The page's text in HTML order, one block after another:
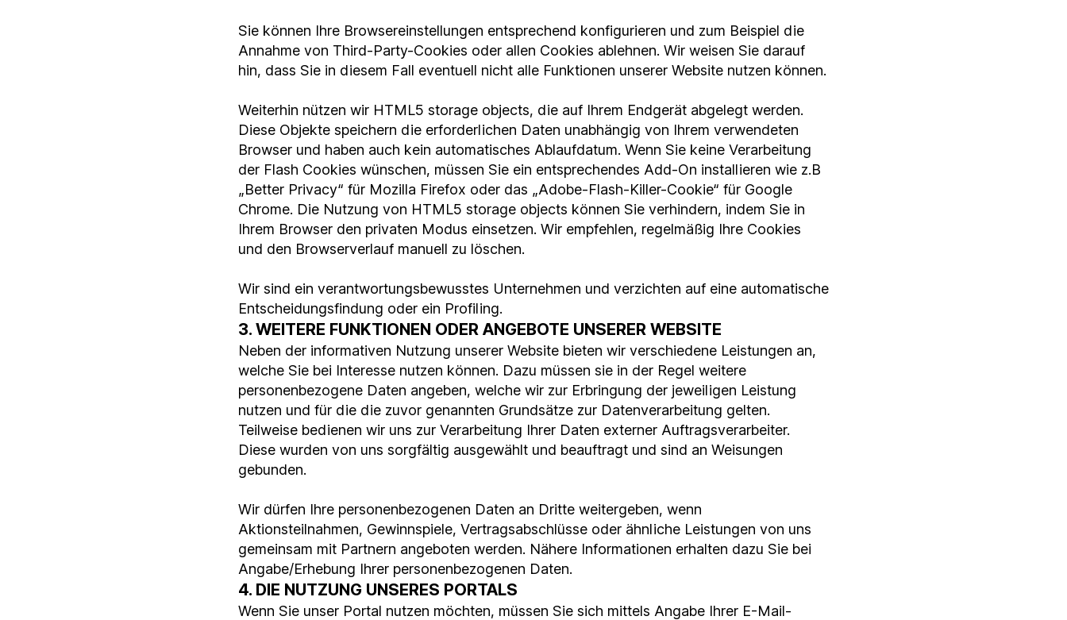
Sie können Ihre Browsereinstellungen entsprechend konfigurieren und zum Beispiel die
Annahme von Third-Party-Cookies oder allen Cookies ablehnen. Wir weisen Sie darauf
hin, dass Sie in diesem Fall eventuell nicht alle Funktionen unserer Website nutzen können.
Weiterhin nützen wir HTML5 storage objects, die auf Ihrem Endgerät abgelegt werden.
Diese Objekte speichern die erforderlichen Daten unabhängig von Ihrem verwendeten
Browser und haben auch kein automatisches Ablaufdatum. Wenn Sie keine Verarbeitung
der Flash Cookies wünschen, müssen Sie ein entsprechendes Add-On installieren wie z.B
„Better Privacy“ für Mozilla Firefox oder das „Adobe-Flash-Killer-Cookie“ für Google
Chrome. Die Nutzung von HTML5 storage objects können Sie verhindern, indem Sie in
Ihrem Browser den privaten Modus einsetzen. Wir empfehlen, regelmäßig Ihre Cookies
und den Browserverlauf manuell zu löschen.
Wir sind ein verantwortungsbewusstes Unternehmen und verzichten auf eine automatische
Entscheidungsfindung oder ein Profiling.
3. WEITERE FUNKTIONEN ODER ANGEBOTE UNSERER WEBSITE
Neben der informativen Nutzung unserer Website bieten wir verschiedene Leistungen an,
welche Sie bei Interesse nutzen können. Dazu müssen sie in der Regel weitere
personenbezogene Daten angeben, welche wir zur Erbringung der jeweiligen Leistung
nutzen und für die die zuvor genannten Grundsätze zur Datenverarbeitung gelten.
Teilweise bedienen wir uns zur Verarbeitung Ihrer Daten externer Auftragsverarbeiter.
Diese wurden von uns sorgfältig ausgewählt und beauftragt und sind an Weisungen
gebunden.
Wir dürfen Ihre personenbezogenen Daten an Dritte weitergeben, wenn
Aktionsteilnahmen, Gewinnspiele, Vertragsabschlüsse oder ähnliche Leistungen von uns
gemeinsam mit Partnern angeboten werden. Nähere Informationen erhalten dazu Sie bei
Angabe/Erhebung Ihrer personenbezogenen Daten.
4. DIE NUTZUNG UNSERES PORTALS
Wenn Sie unser Portal nutzen möchten, müssen Sie sich mittels Angabe Ihrer E-Mail-